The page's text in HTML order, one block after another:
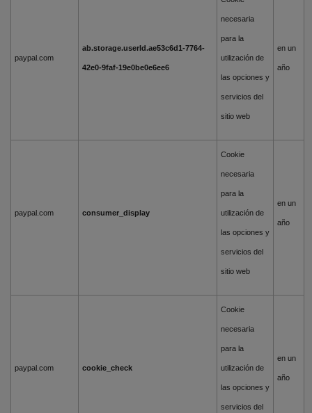
paypal.com
ab.storage.userId.ae53c6d1-7764-
42e0-9faf-19e0be0e6ee6
necesaria
para la
utilización de
las opciones y
servicios del
sitio web
en un
año
paypal.com consumer_display
Cookie
necesaria
para la
utilización de
las opciones y
servicios del
sitio web
en un
año
paypal.com cookie_check
Cookie
necesaria
para la
utilización de
las opciones y
servicios del
en un
año